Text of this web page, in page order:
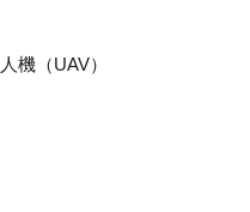
機（UAV）